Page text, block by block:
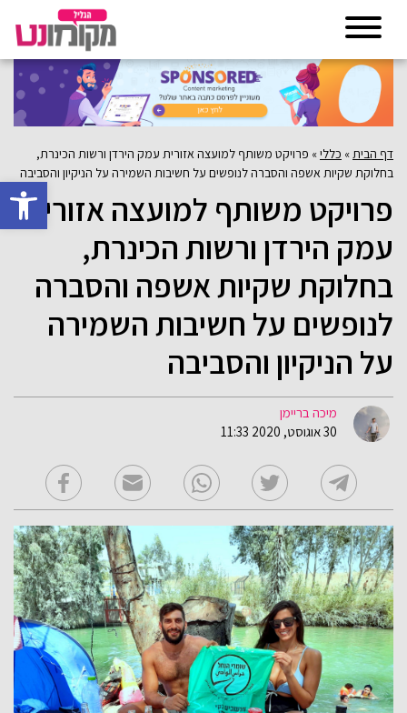
פתח
דף הבית » כללי» פרויקט משותף למועצה אזורית עמק הירדן ורשות הכינרת,
בחלוקת שקיות אשפה והסברה לנופשים על חשיבות השמירה על הניקיון והסביבה
פרויקט משותף למועצה אזורית
עמק הירדן ורשות הכינרת,
בחלוקת שקיות אשפה והסברה
לנופשים על חשיבות השמירה
על הניקיון והסביבה
מיכה בריימן
30 אוגוסט, 2020 11:33